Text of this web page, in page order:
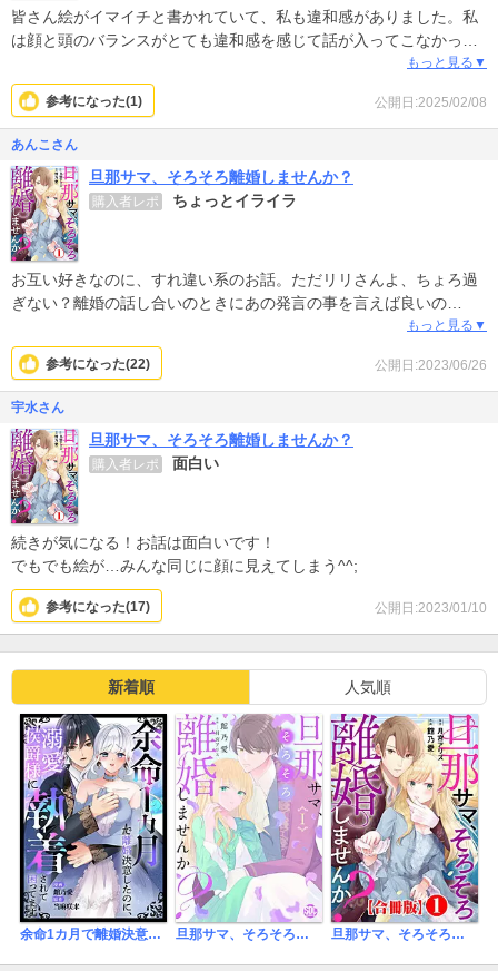
皆さん絵がイマイチと書かれていて、私も違和感がありました。私
は顔と頭のバランスがとても違和感を感じて話が入ってこなかった
もっと見る▼
公開日:2025/02/08
参考になった(1)
あんこさん
旦那サマ、そろそろ離婚しませんか？
購入者レポ ちょっとイライラ
お互い好きなのに、すれ違い系のお話。ただリリさんよ、ちょろ過
ぎない？離婚の話し合いのときにあの発言の事を言えば良いの
に！！と思いながら読み、簡単に食事などにもついて行く。本気で
別れる気ないの周りにバレバレ。リリちゃんの性格ちょっと好きに
なれないわ。
そしてそれに気づかない旦那は人の気持ち解らない過ぎ。おそらく
復縁して終わるんだろうけど、どうなるんだろう。とはちょっと違
うイライラを抱えてしまいそうなお話です。
もっと見る▼
公開日:2023/06/26
参考になった(22)
宇水さん
旦那サマ、そろそろ離婚しませんか？
購入者レポ 面白い
続きが気になる！お話は面白いです！
でもでも絵が…みんな同じに顔に見えてしまう^^;
公開日:2023/01/10
参考になった(17)
新着順 人気順
余命1カ月で離婚決意したのに、溺愛侯爵様に執着されて困ってます（単話版） 旦那サマ、そろそろ離婚しませんか？【単行本版】 旦那サマ、そろそろ離婚しませんか？【合冊版】